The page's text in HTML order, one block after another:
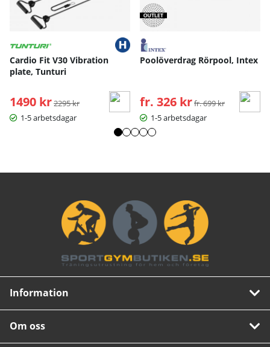
Cardio Fit V30 Vibration
plate, Tunturi
1490 kr Ordinarie pris:
2295 kr
1-5 arbetsdagar
Poolöverdrag Rörpool, Intex
fr. 326 kr Ordinarie pris:
fr. 699 kr
1-5 arbetsdagar
Information
Om oss